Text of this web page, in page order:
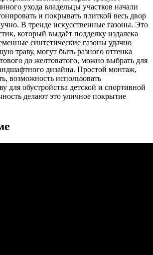
ухода владельцы участков начали
и покрывать плиткой весь двор
В тренде искусственные газоны. Это
который выдаёт подделку издалека
синтетические газоны удачно
траву, могут быть разного оттенка
до желтоватого, можно выбрать для
дизайна. Простой монтаж,
возможность использовать
для обустройства детской и спортивной
делают это уличное покрытие